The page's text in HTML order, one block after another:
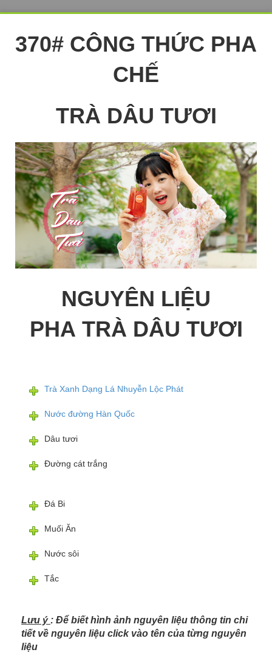
370# CÔNG THỨC PHA
CHẾ
TRÀ DÂU TƯƠI
NGUYÊN LIỆU
PHA TRÀ DÂU TƯƠI
Trà Xanh Dạng Lá Nhuyễn Lộc Phát
Nước đường Hàn Quốc
Dâu tươi
Đường cát trắng
Đá Bi
Muối Ăn
Nước sôi
Tắc
Lưu ý : Để biết hình ảnh nguyên liệu thông tin chi
tiết về nguyên liệu click vào tên của từng nguyên
liệu